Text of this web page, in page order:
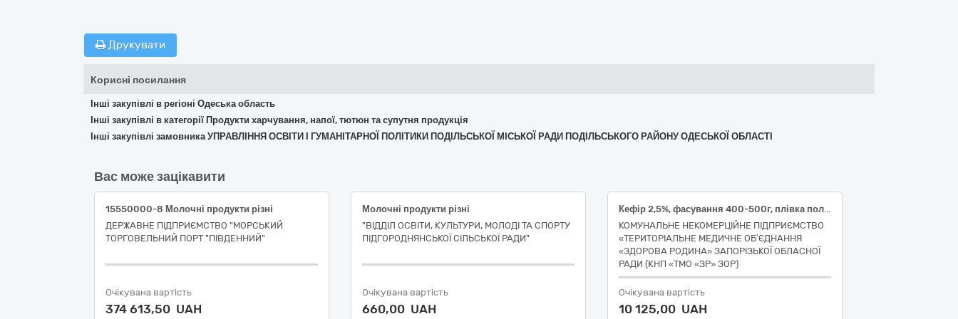
Друкувати
Корисні посилання
Інші закупівлі в регіоні Одеська область
Інші закупівлі в категорії Продукти харчування, напої, тютюн та супутня продукція
Інші закупівлі замовника УПРАВЛІННЯ ОСВІТИ І ГУМАНІТАРНОЇ ПОЛІТИКИ ПОДІЛЬСЬКОЇ МІСЬКОЇ РАДИ ПОДІЛЬСЬКОГО РАЙОНУ ОДЕСЬКОЇ ОБЛАСТІ
Вас може зацікавити
15550000-8 Молочні продукти різні
ДЕРЖАВНЕ ПІДПРИЄМСТВО "МОРСЬКИЙ
ТОРГОВЕЛЬНИЙ ПОРТ "ПІВДЕННИЙ"
Очікувана вартість
374 613,50 UAH
Молочні продукти різні
"ВІДДІЛ ОСВІТИ, КУЛЬТУРИ, МОЛОДІ ТА СПОРТУ
ПІДГОРОДНЯНСЬКОЇ СІЛЬСЬКОЇ РАДИ"
Очікувана вартість
660,00 UAH
Кефір 2,5%, фасування 400-500г, плівка поліетиленова, ДСТУ 4417
КОМУНАЛЬНЕ НЕКОМЕРЦІЙНЕ ПІДПРИЄМСТВО
«ТЕРИТОРІАЛЬНЕ МЕДИЧНЕ ОБ’ЄДНАННЯ
«ЗДОРОВА РОДИНА» ЗАПОРІЗЬКОЇ ОБЛАСНОЇ
РАДИ (КНП «ТМО «ЗР» ЗОР)
Очікувана вартість
10 125,00 UAH